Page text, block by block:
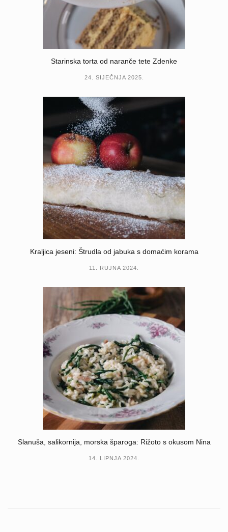
Starinska torta od naranče tete Zdenke
24. SIJEČNJA 2025.
Kraljica jeseni: Štrudla od jabuka s domaćim korama
11. RUJNA 2024.
Slanuša, salikornija, morska šparoga: Rižoto s okusom Nina
14. LIPNJA 2024.